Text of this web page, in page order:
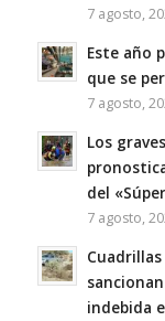
7 agosto,
Este año
que se
7 agosto,
Los
del
7 agosto,
indebida